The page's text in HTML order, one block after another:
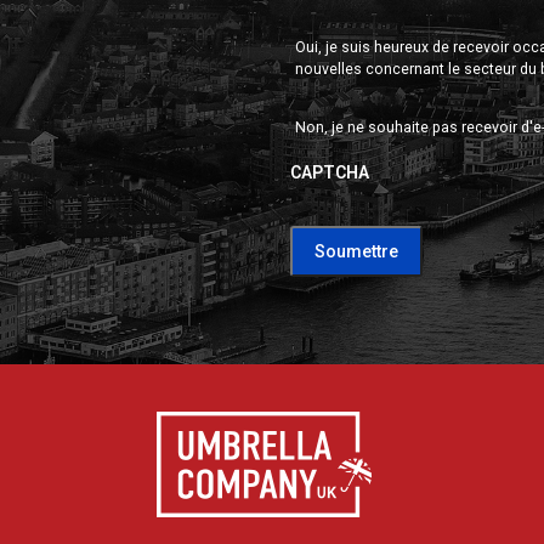
Oui, je suis heureux de recevoir
nouvelles concernant le secteur du
Non, je ne souhaite pas recevoir
CAPTCHA
CAPTCHA